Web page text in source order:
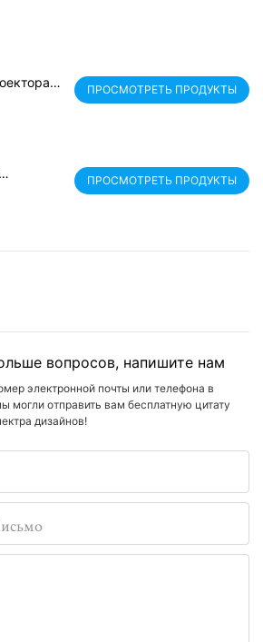
ПРОСМОТРЕТЬ ПРОДУКТЫ
ПРОСМОТРЕТЬ ПРОДУКТЫ
вопросов, напишите нам
электронной почты или телефона в
могли отправить вам бесплатную цитату
дизайнов!